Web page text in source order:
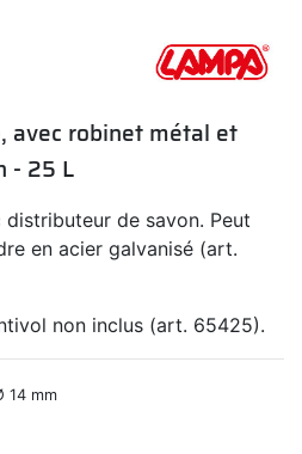
avec robinet métal et
- 25 L
de savon. Peut
en acier galvanisé (art.
non inclus (art. 65425).
14 mm